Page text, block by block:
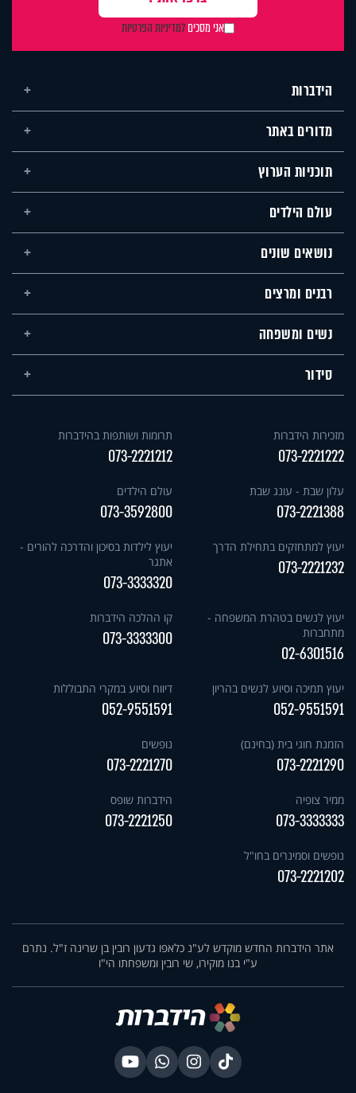
אני מסכיםלמדיניות הפרטיות
הידברות
מדורים באתר
תוכניות הערוץ
עולם הילדים
נושאים שונים
רבנים ומרצים
נשים ומשפחה
סידור
מזכירות הידברות
073-2221222
תרומות ושותפות בהידברות
073-2221212
עלון שבת - עונג שבת
073-2221388
עולם הילדים
073-3592800
יעוץ למתחזקים בתחילת הדרך
073-2221232
יעוץ לילדות בסיכון והדרכה להורים -
אתגר
073-3333320
יעוץ לנשים בטהרת המשפחה -
מתחברות
02-6301516
קו ההלכה הידברות
073-3333300
יעוץ תמיכה וסיוע לנשים בהריון
052-9551591
דיווח וסיוע במקרי התבוללות
052-9551591
הזמנת חוגי בית (בחינם)
073-2221290
נופשים
073-2221270
ממיר צופיה
073-3333333
הידברות שופס
073-2221250
נופשים וסמינרים בחו"ל
073-2221202
אתר הידברות החדש מוקדש לע"נ כלאפו גדעון רובין בן שרינה ז"ל. נתרם
ע"י בנו מוקירו, שי רובין ומשפחתו הי"ו